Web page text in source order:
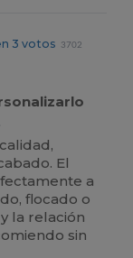
3 votos
3702
El
a
flocado o
la relación
sin